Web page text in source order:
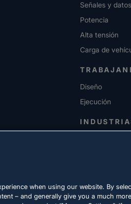
Señales y datos
Potencia
Alta tensión
Carga de
Diseño
Ejecución
when using our website. By
– and generally give you a much